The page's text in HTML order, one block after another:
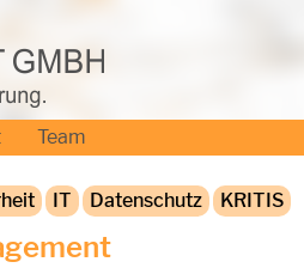
Team
IT Datenschutz KRITIS